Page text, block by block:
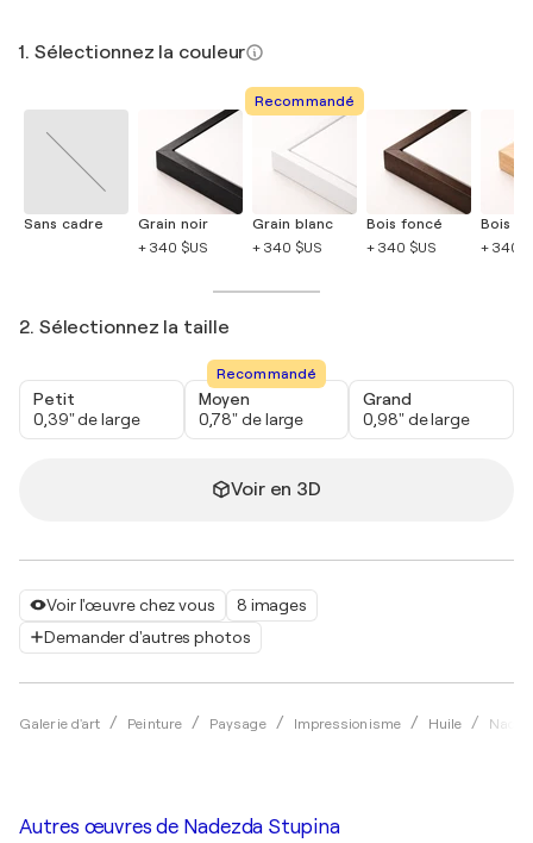
Voir l'œuvre chez vous
8 images
Demander d'autres photos
Galerie d'art Peinture Paysage Impressionisme Huile
1. Sélectionnez la couleur
Sans cadre
Grain noir
+ 340 $US
Recommandé
Grain blanc
+ 340 $US
Bois foncé
+ 340 $US
Bois
+ 340
2. Sélectionnez la taille
Petit
0,39" de large
Recommandé
Moyen
0,78" de large
Grand
0,98" de large
Voir en 3D
Autres œuvres de Nadezda Stupina